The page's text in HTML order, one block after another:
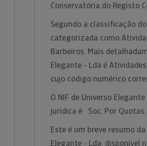
Conservatória do Registo
Segundo a classificação
categorizada como
Barbeiros. Mais
Elegante - Lda é
cujo código numérico
O NIF de Universo
jurídica é Soc. Por Quotas.
Este é um breve resumo
Elegante - Lda, disponível